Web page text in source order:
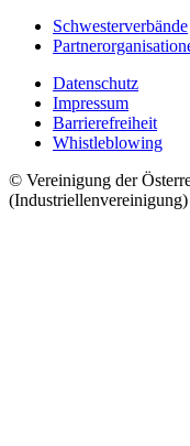
Schwesterverbände
Datenschutz
Impressum
Barrierefreiheit
Whistleblowing
© Vereinigung der
(Industriellenvereinigung)